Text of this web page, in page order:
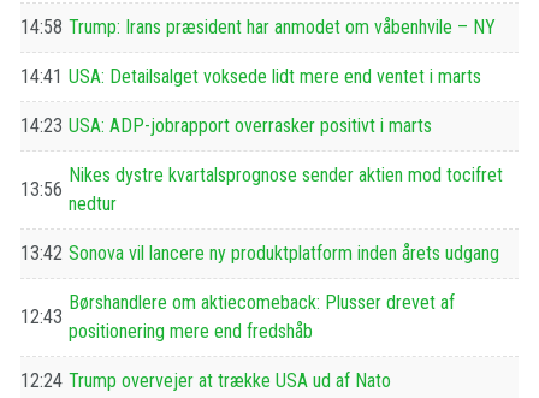
14:58 Trump: Irans præsident har anmodet om våbenhvile – NY
14:41 USA: Detailsalget voksede lidt mere end ventet i marts
14:23 USA: ADP-jobrapport overrasker positivt i marts
13:56
Nikes dystre kvartalsprognose sender aktien mod tocifret
nedtur
13:42 Sonova vil lancere ny produktplatform inden årets udgang
12:43
Børshandlere om aktiecomeback: Plusser drevet af
positionering mere end fredshåb
12:24 Trump overvejer at trække USA ud af Nato